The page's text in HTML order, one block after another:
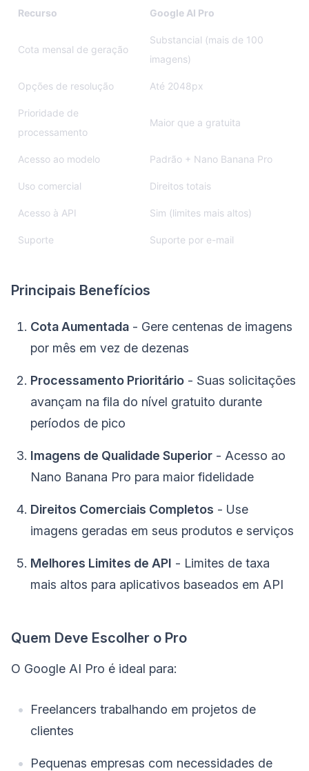
Recurso Google AI Pro
Cota mensal de geração
Substancial (mais de 100
imagens)
Opções de resolução Até 2048px
Prioridade de
processamento
Maior que a gratuita
Acesso ao modelo Padrão + Nano Banana Pro
Uso comercial Direitos totais
Acesso à API Sim (limites mais altos)
Suporte Suporte por e-mail
Principais Benefícios
Cota Aumentada - Gere centenas de imagens
por mês em vez de dezenas
Processamento Prioritário - Suas solicitações
avançam na fila do nível gratuito durante
períodos de pico
Imagens de Qualidade Superior - Acesso ao
Nano Banana Pro para maior fidelidade
Direitos Comerciais Completos - Use
imagens geradas em seus produtos e serviços
Melhores Limites de API - Limites de taxa
mais altos para aplicativos baseados em API
Quem Deve Escolher o Pro
O Google AI Pro é ideal para:
Freelancers trabalhando em projetos de
clientes
Pequenas empresas com necessidades de